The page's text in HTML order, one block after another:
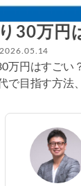
30万円
万円はすごい
で目指す方法